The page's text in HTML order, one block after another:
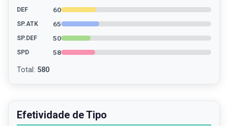
DEF 60
SP.ATK 65
SP.DEF 50
SPD 58
Total : 580
Efetividade de Tipo